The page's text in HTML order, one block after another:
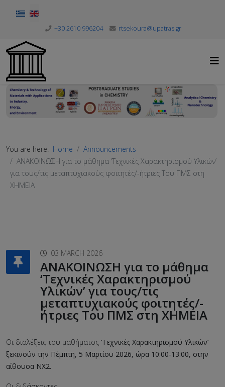
Select your language
+30 2610 996204 rtsekoura@upatras.gr
You are here: Home
Announcements
ΑΝΑΚΟΙΝΩΣΗ για το μάθημα ‘Τεχνικές Χαρακτηρισμού Υλικών’
για τους/τις μεταπτυχιακούς φοιτητές/-ήτριες Του ΠΜΣ στη
ΧΗΜΕΙΑ
03 MARCH 2026
ΑΝΑΚΟΙΝΩΣΗ για το μάθημα
‘Τεχνικές Χαρακτηρισμού
Υλικών’ για τους/τις
μεταπτυχιακούς φοιτητές/-
ήτριες Του ΠΜΣ στη ΧΗΜΕΙΑ
Οι διαλέξεις του μαθήματος ‘Τεχνικές Χαρακτηρισμού Υλικών’
ξεκινούν την Πέμπτη, 5 Μαρτίου 2026, ώρα 10:00-13:00, στην
αίθουσα ΝΧ2.